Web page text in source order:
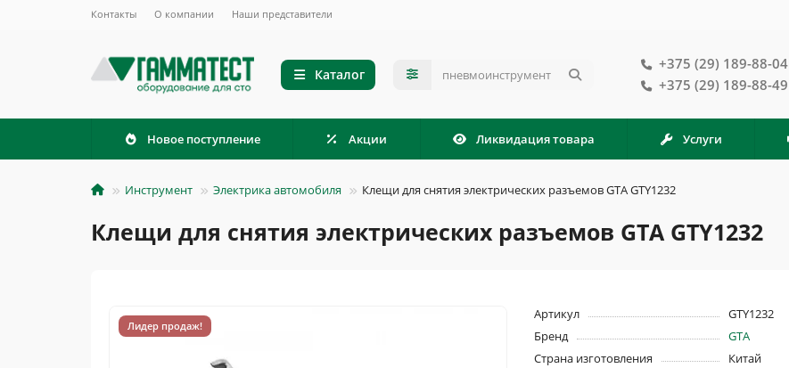
Контакты О компании Наши представители
Каталог
+375 (29) 189-88-04
+375 (29) 189-88-49
Новое поступление Акции Ликвидация товара Услуги
Инструмент Электрика автомобиля Клещи для снятия электрических разъемов GTA GTY1232
Клещи для снятия электрических разъемов GTA GTY1232
Лидер продаж!
Артикул
GTY1232
Бренд
GTA
Страна изготовления
Китай